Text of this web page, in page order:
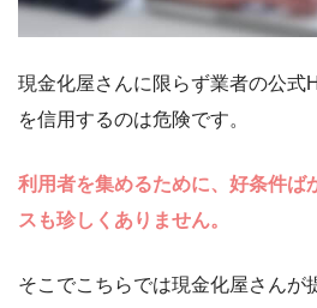
現金化屋さんに限らず業者の公式
を信用するのは危険です。
利用者を集めるために、好条件ば
スも珍しくありません。
そこでこちらでは現金化屋さんが